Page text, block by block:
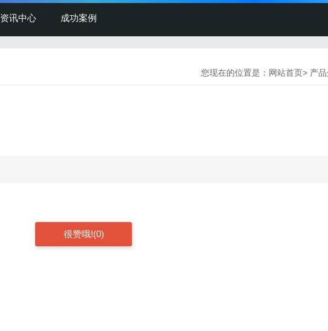
资讯中心 成功案例
您现在的位置是： 网站首页> 产
很赞哦!(0)